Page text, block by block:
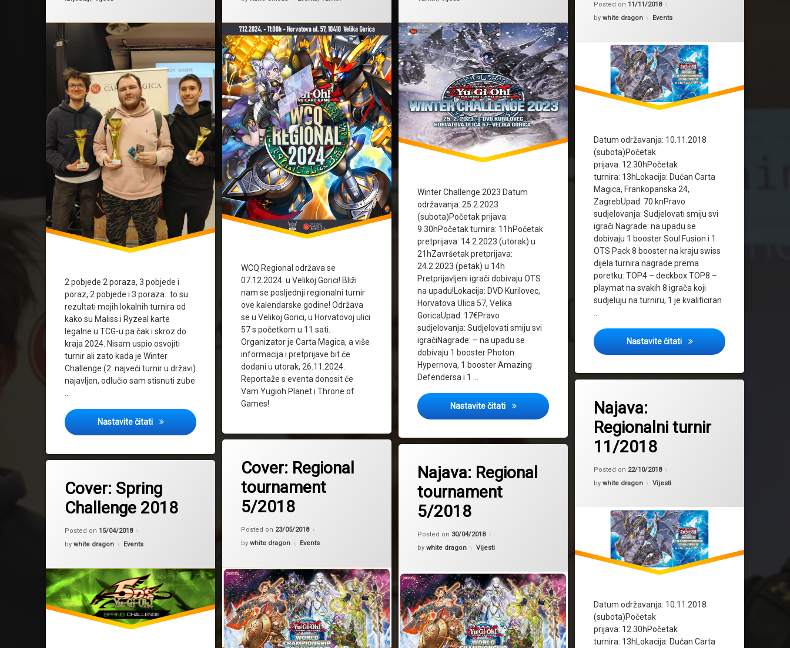
2 pobjede 2 poraza, 3 pobjede i
poraz, 2 pobjede i 3 poraza…to su
rezultati mojih lokalnih turnira od
kako su Maliss i Ryzeal karte
legalne u TCG-u pa čak i skroz do
kraja 2024. Nisam uspio osvojiti
turnir ali zato kada je Winter
Challenge (2. najveći turnir u državi)
najavljen, odlučio sam stisnuti zube
…
Nastavite čitati Winter Challenge Report – Tibor
Winter Challenge
Yugioh
WCQ Regional održava se
07.12.2024. u Velikoj Gorici! Bliži
nam se posljednji regionalni turnir
ove kalendarske godine! Održava
se u Velikoj Gorici, u Horvatovoj ulici
57 s početkom u 11 sati.
Organizator je Carta Magica, a više
informacija i pretprijave bit će
dodani u utorak, 26.11.2024.
Reportaže s eventa donosit će
Vam Yugioh Planet i Throne of
Games!
Winter Challenge 2023 Datum
održavanja: 25.2.2023
(subota)Početak prijava:
9.30hPočetak turnira: 11hPočetak
pretprijava: 14.2.2023 (utorak) u
21hZavršetak pretprijava:
24.2.2023 (petak) u 14h
Pretprijavljeni igrači dobivaju OTS
na upadu!Lokacija: DVD Kurilovec,
Horvatova Ulica 57, Velika
GoricaUpad: 17€Pravo
sudjelovanja: Sudjelovati smiju svi
igračiNagrade: – na upadu se
dobivaju 1 booster Photon
Hypernova, 1 booster Amazing
Defendersa i 1 …
Nastavite čitati Winter Challenge 2023!
Posted on 11/11/2018
by white dragon Kategorije:
Events
Datum održavanja: 10.11.2018
(subota)Početak
prijava: 12.30hPočetak
turnira: 13hLokacija: Dućan Carta
Magica, Frankopanska 24,
ZagrebUpad: 70 knPravo
sudjelovanja: Sudjelovati smiju svi
igrači Nagrade: na upadu se
dobivaju 1 booster Soul Fusion i 1
OTS Pack 8 booster na kraju swiss
dijela turnira nagrade prema
poretku: TOP4 – deckbox TOP8 –
playmat na svakih 8 igrača koji
sudjeluju na turniru, 1 je kvalificiran
Nastavite čitati Cover: Regional
Najava:
Regionalni turnir
11/2018
Posted on 22/10/2018
by white dragon Kategorije:
Vijesti
Datum održavanja: 10.11.2018
(subota)Početak
prijava: 12.30hPočetak
turnira: 13hLokacija: Dućan Carta
najava
Regional tournament
Cover: Regional
tournament
5/2018
Posted on 23/05/2018
by white dragon Kategorije:
Events
cover
Regional tournament
Najava: Regional
tournament
5/2018
Posted on 30/04/2018
by white dragon Kategorije:
Vijesti
Regional tournament
Cover: Spring
Challenge 2018
Posted on 15/04/2018
by white dragon Kategorije:
Events
event
Regional tournament